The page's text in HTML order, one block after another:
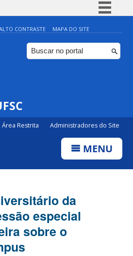
Simplifique!
Comunica BR
Participe
CONTRASTE MAPA DO SITE
Área Restrita Administradores do Site
MENU
da
especial
sobre o